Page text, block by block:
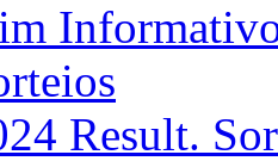
Result.